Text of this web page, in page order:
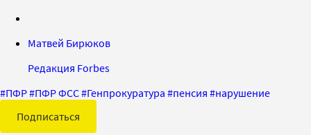
Матвей Бирюков
Редакция Forbes
#ПФР#ПФР ФСС#Генпрокуратура #пенсия #нарушение
Подписаться